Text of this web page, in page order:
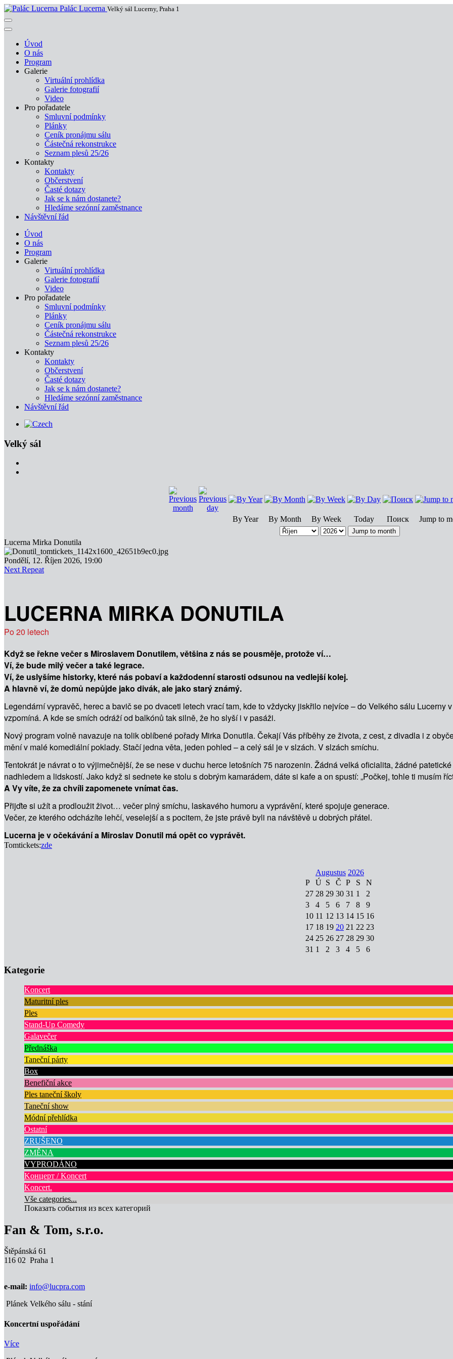
Palác Lucerna Velký sál Lucerny, Praha 1
Úvod
O nás
Program
Galerie
Virtuální prohlídka
Galerie fotografií
Video
Pro pořadatele
Smluvní podmínky
Plánky
Ceník pronájmu sálu
Částečná rekonstrukce
Seznam plesů 25/26
Kontakty
Kontakty
Občerstvení
Časté dotazy
Jak se k nám dostanete?
Hledáme sezónní zaměstnance
Návštěvní řád
Úvod
O nás
Program
Galerie
Virtuální prohlídka
Galerie fotografií
Video
Pro pořadatele
Smluvní podmínky
Plánky
Ceník pronájmu sálu
Částečná rekonstrukce
Seznam plesů 25/26
Kontakty
Kontakty
Občerstvení
Časté dotazy
Jak se k nám dostanete?
Hledáme sezónní zaměstnance
Návštěvní řád
Velký sál
By Year By Month By Week Today Поиск Jump to
Jump to month
Lucerna Mirka Donutila
Pondělí, 12. Říjen 2026, 19:00
Next Repeat
LUCERNA MIRKA DONUTILA
Po 20 letech
Když se řekne večer s Miroslavem Donutilem, většina z nás se pousměje, protože ví…
Ví, že bude milý večer a také legrace.
Ví, že uslyšíme historky, které nás pobaví a každodenní starosti odsunou na vedlejší kolej.
A hlavně ví, že domů nepůjde jako divák, ale jako starý známý.
Legendární vypravěč, herec a bavič se po dvaceti letech vrací tam, kde to vždycky jiskřilo nejvíce – do Velkého sálu Lucerny
vzpomíná. A kde se smích odráží od balkónů tak silně, že ho slyší i v pasáži.
Nový program volně navazuje na tolik oblíbené pořady Mirka Donutila. Čekají Vás příběhy ze života, z cest, z divadla i z
mění v malé komediální poklady. Stačí jedna věta, jeden pohled – a celý sál je v slzách. V slzách smíchu.
Tentokrát je návrat o to výjimečnější, že se nese v duchu herce letošních 75 narozenin. Žádná velká oficialita, žádné
nadhledem a lidskostí. Jako když si sednete ke stolu s dobrým kamarádem, dáte si kafe a on spustí: „Počkej, tohle ti musím
A Vy víte, že za chvíli zapomenete vnímat čas.
Přijďte si užít a prodloužit život… večer plný smíchu, laskavého humoru a vyprávění, které spojuje generace.
Večer, ze kterého odcházíte lehčí, veselejší a s pocitem, že jste právě byli na návštěvě u dobrých přátel.
Lucerna je v očekávání a Miroslav Donutil má opět co vyprávět.
Tomtickets:zde
Augustus 2026
P
Ú S Č P S
N
27 28 29 30 31 1
2
3
4 5 6 7 8
9
10 11 12 13 14 15 16
17 18 19 20 21 22 23
24 25 26 27 28 29 30
31 1 2 3 4 5 6
Kategorie
Koncert
Maturitní ples
Ples
Stand-Up Comedy
Galavečer
Přednáška
Taneční párty
Box
Benefiční akce
Ples taneční školy
Taneční show
Módní přehlídka
Ostatní
ZRUŠENO
ZMĚNA
VYPRODÁNO
Kонцерт / Koncert
Koncert.
Vše categories...
Показать события из всех категорий
Fan & Tom, s.r.o.
Štěpánská 61
116 02 Praha 1
e-mail: info@lucpra.com
Plánek Velkého sálu - stání
Koncertní uspořádání
Více